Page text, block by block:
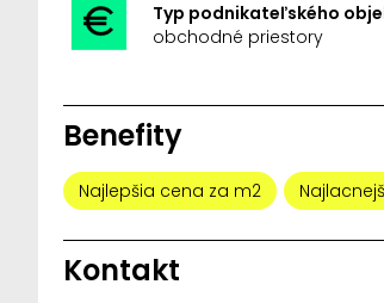
Typ podnikateľského
obchodné priestory
Benefity
Najlepšia cena za m2
Kontakt